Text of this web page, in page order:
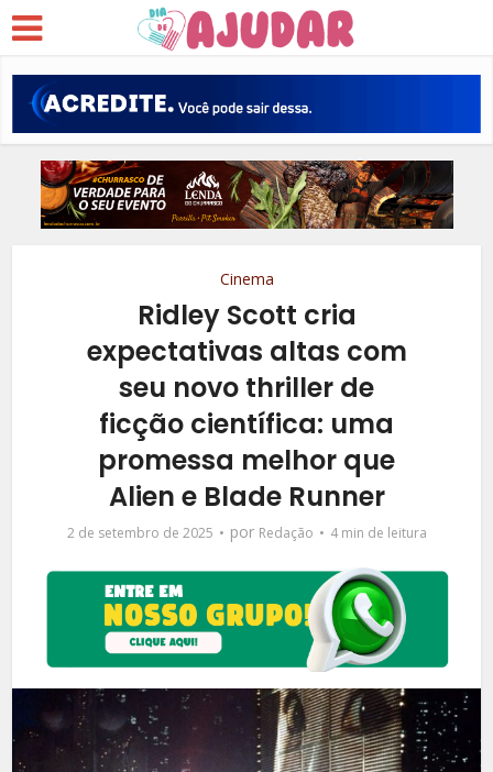
Cinema
Ridley Scott cria
expectativas altas com
seu novo thriller de
ficção científica: uma
promessa melhor que
Alien e Blade Runner
2 de setembro de 2025 por Redação 4 min de leitura